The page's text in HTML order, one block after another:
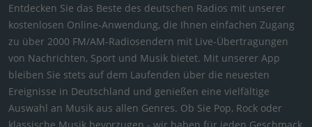
Entdecken Sie das Beste des deutschen Radios mit unserer
kostenlosen Online-Anwendung, die Ihnen einfachen Zugang
zu über 2000 FM/AM-Radiosendern mit Live-Übertragungen
von Nachrichten, Sport und Musik bietet. Mit unserer App
bleiben Sie stets auf dem Laufenden über die neuesten
Ereignisse in Deutschland und genießen eine vielfältige
Auswahl an Musik aus allen Genres. Ob Sie Pop, Rock oder